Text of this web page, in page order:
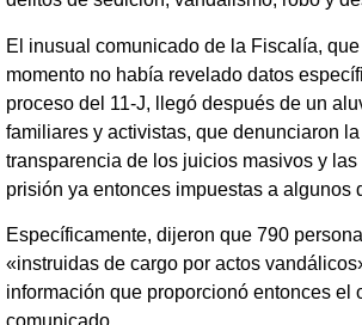
El inusual comunicado de la Fiscalía,
momento no había revelado datos
proceso del 11-J, llegó después de un
familiares y activistas, que denunciaron
transparencia de los juicios masivos y
prisión ya entonces impuestas a algunos
Específicamente, dijeron que 790
«instruidas de cargo por actos
información que proporcionó entonces el